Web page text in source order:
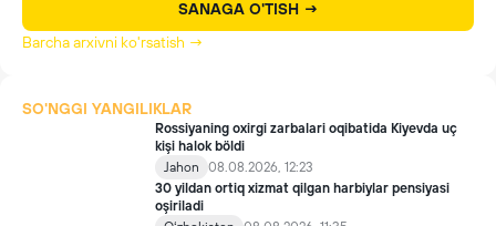
SANAGA O'TISH →
Barcha arxivni ko'rsatish →
SO'NGGI YANGILIKLAR
Rossiyaning oxirgi zarbalari oqibatida Kiyevda uç
kişi halok böldi
Jahon
08.08.2026, 12:23
30 yildan ortiq xizmat qilgan harbiylar pensiyasi
oşiriladi